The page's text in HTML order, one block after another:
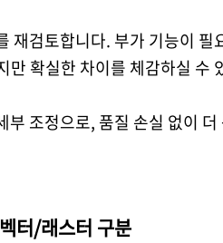
재검토합니다. 부가 기능이 필
만 확실한 차이를 체감하실 수
부 조정으로, 품질 손실 없이
터/래스터 구분